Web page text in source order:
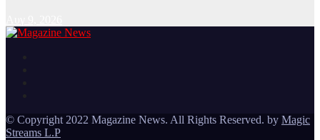
© Copyright 2022 Magazine News. All Rights Reserved. by Magic
Streams L.P